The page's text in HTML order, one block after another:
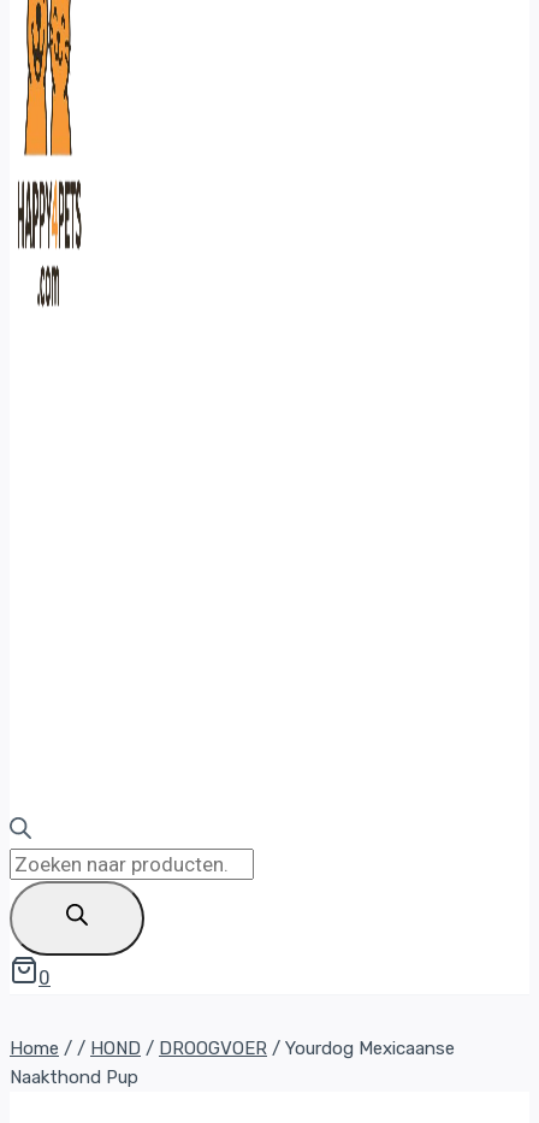
Producten
zoeken
0
Home / / HOND / DROOGVOER / Yourdog Mexicaanse
Naakthond Pup